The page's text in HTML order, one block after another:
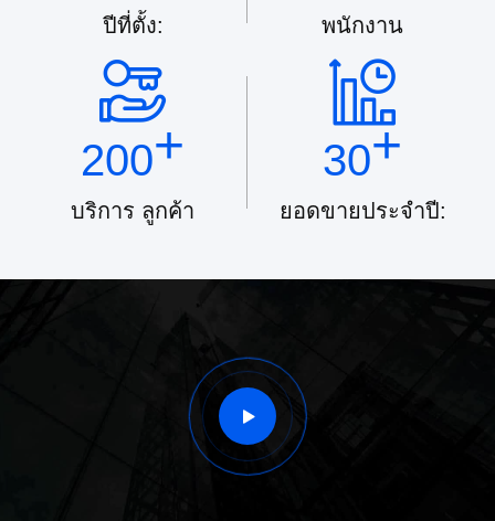
ปีที่ตั้ง: พนักงาน
200+
บริการ ลูกค้า
30+
ยอดขายประจำปี: